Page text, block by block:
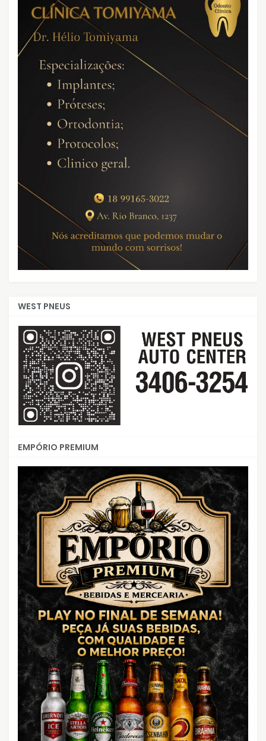
WEST PNEUS
EMPÓRIO PREMIUM